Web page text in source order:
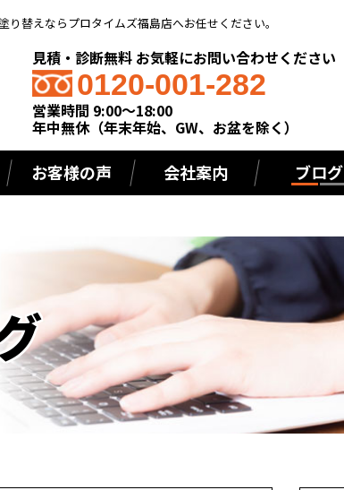
替えならプロタイムズ福島店へお任せください。
見積・診断無料 お気軽にお問い合わせください
0120-001-282
営業時間 9:00～18:00
年中無休（年末年始、GW、お盆を除く）
お客様の声 会社案内 ブログ